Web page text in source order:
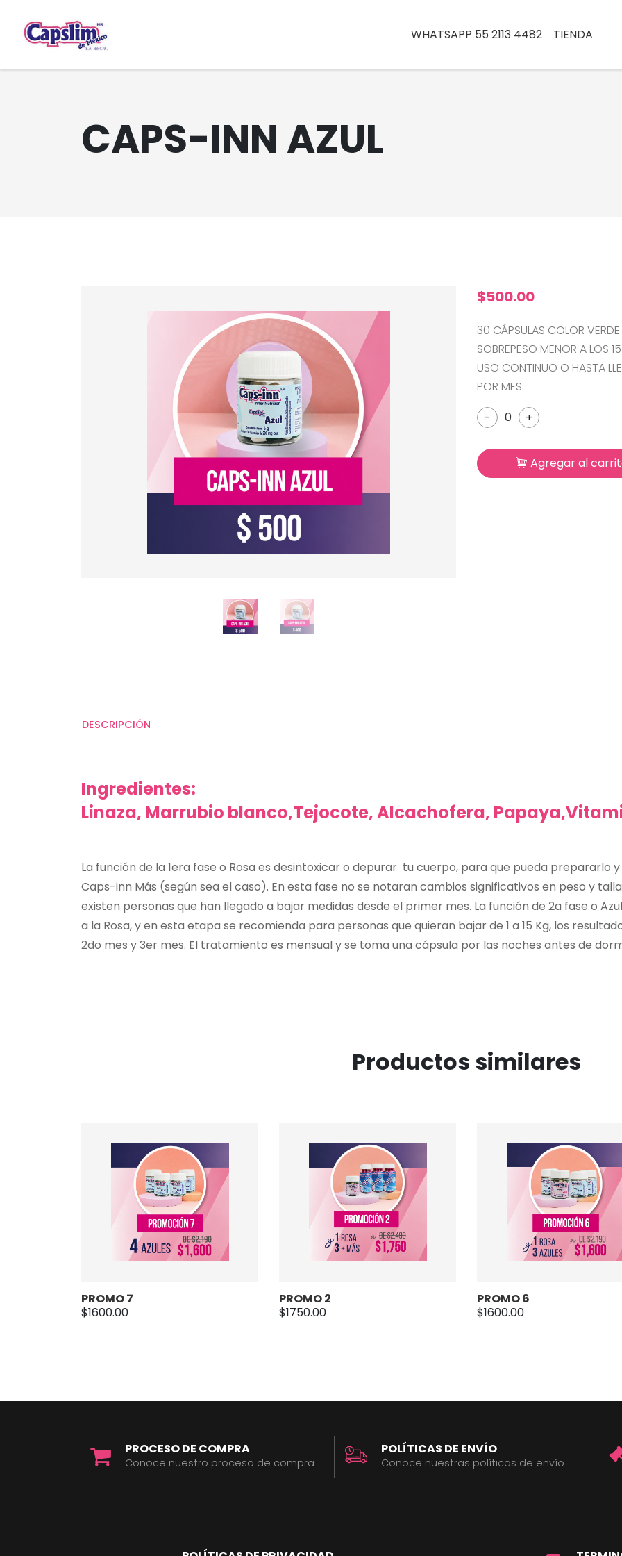
WHATSAPP 55 2113 4482 TIENDA
CAPS-INN AZUL
$500.00
30 CÁPSULAS COLOR
SOBREPESO MENOR A LOS
USO CONTINUO O HASTA
POR MES.
-
+
Agregar al
DESCRIPCIÓN
Ingredientes:
Linaza, Marrubio blanco,Tejocote,Alcachofera,
La función de la 1era fase o Rosa es desintoxicar o depurar tu cuerpo, para que pueda prepararlo
Caps-inn Más (según sea el caso). En esta fase no se notaran cambios significativos en peso y
existen personas que han llegado a bajar medidas desde el primer mes. La función de 2a fase o
a la Rosa, y en esta etapa se recomienda para personas que quieran bajar de 1 a 15 Kg, los
2do mes y 3er mes. El tratamiento es mensual y se toma una cápsula por las noches antes de
Productos similares
PROMO 7
$1600.00
PROMO 2
$1750.00
PROMO 6
$1600.00
PROCESO DE COMPRA
Conoce nuestro proceso de compra
POLÍTICAS DE ENVÍO
Conoce nuestras políticas de envío